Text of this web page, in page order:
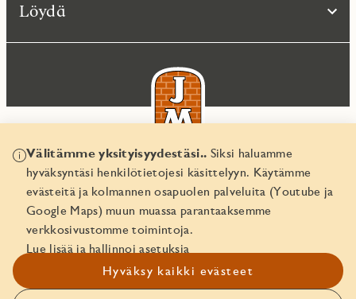
Välitämme yksityisyydestäsi.. Siksi haluamme
hyväksyntäsi henkilötietojesi käsittelyyn. Käytämme
evästeitä ja kolmannen osapuolen palveluita (Youtube ja
Google Maps) muun muassa parantaaksemme
verkkosivustomme toimintoja.
Lue lisää ja hallinnoi asetuksia
Hyväksy kaikki evästeet
Löydä
© JM Suomi OY 2026
Yritystunnus 1974161-8